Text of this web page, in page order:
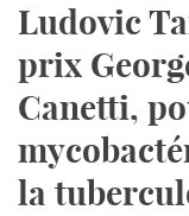
Ludovic
prix
Canetti,
la